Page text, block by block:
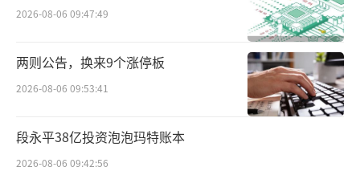
2023年10月，美的集团临时股东大会表决
通过《关于公司发行H股股票并在香港联合交易
所有限公司上市的议案》。当时的招股书显
示，本次募资将用于公司全球科技研发，包括
专注于长期基础技术研究，产品平台创新项目
等。
2026-08-06 09:47:49
两则公告，换来9个涨停板
2026-08-06 09:53:41
段永平38亿投资泡泡玛特账本
2026-08-06 09:42:56